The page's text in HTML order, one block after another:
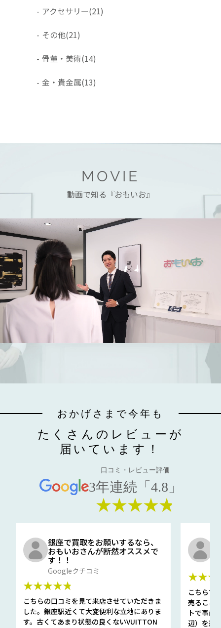
- アクセサリー(21)
- その他(21)
- 骨董・美術(14)
- 金・貴金属(13)
MOVIE
動画で知る『おもいお』
おかげさまで今年も
たくさんのレビューが
届いています！
口コミ・レビュー評価
3年連続「4.8」
★★★★★
銀座で買取をお願いするなら、
おもいおさんが断然オススメで
す！！
Googleクチコミ
★★★★★
こちらの口コミを見て来店させていただきま
した。銀座駅近くて大変便利な立地にありま
す。古くてあまり状態の良くないVUITTON
こちらで
売ること
トで事前
辺）を選